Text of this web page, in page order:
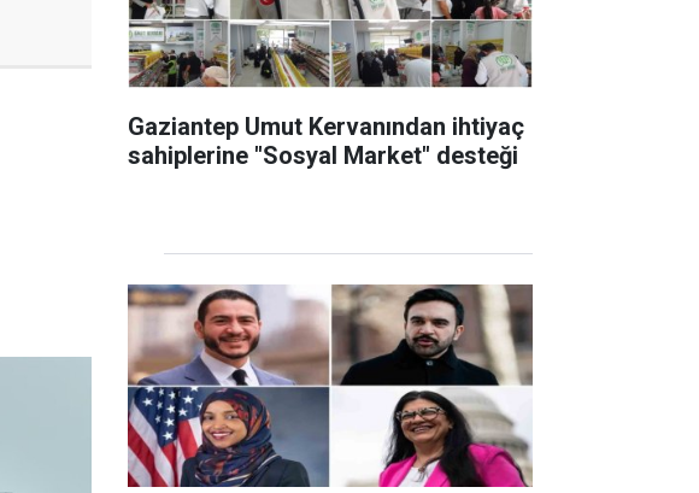
Gaziantep Umut Kervanından ihtiyaç
sahiplerine "Sosyal Market" desteği